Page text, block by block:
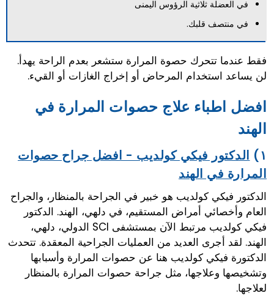
في العضلة ثلاثية الرؤوس اليمنى
في منتصف قلبك.
فقط عندما تتحرك حصوة المرارة ستشعر بعدم الراحة يهدأ.
لن يساعد استخدام المرحاض أو إخراج الغازات أو القيء.
افضل اطباء علاج حصوات المرارة في
الهند
١)
الدكتور فيكي كولديب - افضل جراح حصوات
المرارة في الهند
الدكتور فيكي كولديب هو خبير في الجراحة بالمنظار، والجراح
العام وأخصائي أمراض المستقيم، في دلهي، الهند. الدكتور
فيكي كولديب مرتبط الآن بمستشفى SCI الدولي، دلهي،
الهند. لقد أجرى العديد من العمليات الجراحية المعقدة. تتحدث
الدكتورة فيكي كولديب هنا عن حصوات المرارة وأسبابها
وتشخيصها وعلاجها، مثل جراحة حصوات المرارة بالمنظار
لعلاجها.